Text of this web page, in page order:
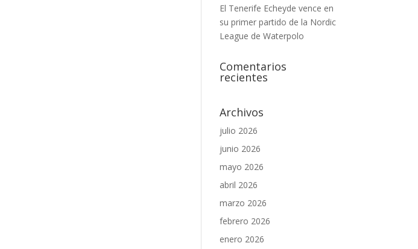
El Tenerife Echeyde vence en
su primer partido de la Nordic
League de Waterpolo
Comentarios
recientes
Archivos
julio 2026
junio 2026
mayo 2026
abril 2026
marzo 2026
febrero 2026
enero 2026